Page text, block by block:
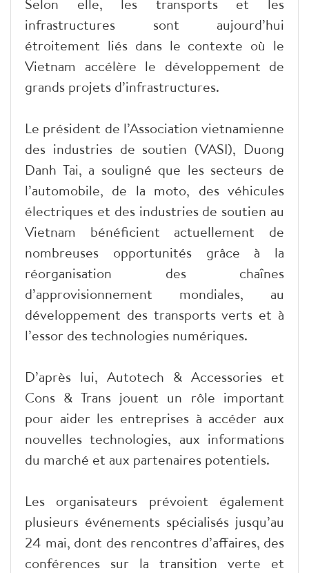
infrastructures sont aujourd’hui
étroitement liés dans le contexte où le
Vietnam accélère le développement de
grands projets d’infrastructures.
Le président de l’Association vietnamienne
des industries de soutien (VASI), Duong
Danh Tai, a souligné que les secteurs de
l’automobile, de la moto, des véhicules
électriques et des industries de soutien au
Vietnam bénéficient actuellement de
nombreuses opportunités grâce à la
réorganisation des chaînes
d’approvisionnement mondiales, au
développement des transports verts et à
l’essor des technologies numériques.
D’après lui, Autotech & Accessories et
Cons & Trans jouent un rôle important
pour aider les entreprises à accéder aux
nouvelles technologies, aux informations
du marché et aux partenaires potentiels.
Les organisateurs prévoient également
plusieurs événements spécialisés jusqu’au
24 mai, dont des rencontres d’affaires, des
conférences sur la transition verte et